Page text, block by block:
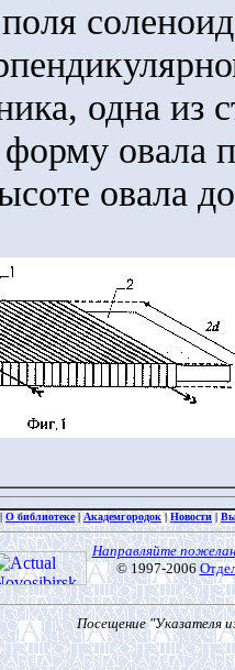
одна из
овала
овала
О библиотеке|Академгородок|Новости|
Направляйте
© 1997-2006
Посещение "Указателя